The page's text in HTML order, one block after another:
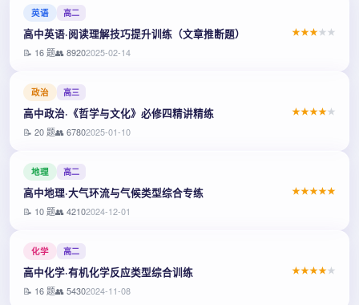
英语 高二
高中英语·阅读理解技巧提升训练（文章推断题）
📝 16 题👥 89202025-02-14
★★★★ ★
政治 高三
高中政治·《哲学与文化》必修四精讲精练
📝 20 题👥 67802025-01-10
★★★★★
地理 高二
高中地理·大气环流与气候类型综合专练
📝 10 题👥 42102024-12-01
★★★★★
化学 高二
高中化学·有机化学反应类型综合训练
📝 16 题👥 54302024-11-08
★★★★★